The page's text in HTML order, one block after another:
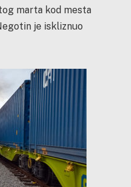
marta kod mesta
je iskliznuo